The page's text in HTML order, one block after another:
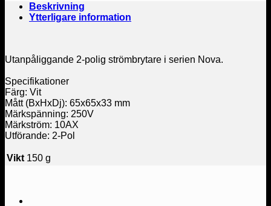
Beskrivning
Ytterligare information
Utanpåliggande 2-polig strömbrytare i serien Nova.
Specifikationer
Färg: Vit
Mått (BxHxDj): 65x65x33 mm
Märkspänning: 250V
Märkström: 10AX
Utförande: 2-Pol
Vikt 150 g